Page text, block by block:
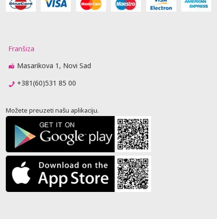
Franšiza
Masarikova 1, Novi Sad
+381(60)531 85 00
Možete preuzeti našu aplikaciju.